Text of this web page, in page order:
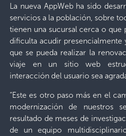
La nueva AppWeb ha sido
servicios a la población, sobre
tienen una sucursal cerca o que
dificulta acudir presencialmente
que se pueda realizar la
viaje en un sitio web
interacción del usuario sea
“Este es otro paso más en el
modernización de nuestros
resultado de meses de
de un equipo